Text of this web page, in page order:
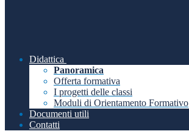
Didattica
Panoramica
Offerta formativa
I progetti delle classi
Moduli di Orientamento Formativo
Documenti utili
Contatti